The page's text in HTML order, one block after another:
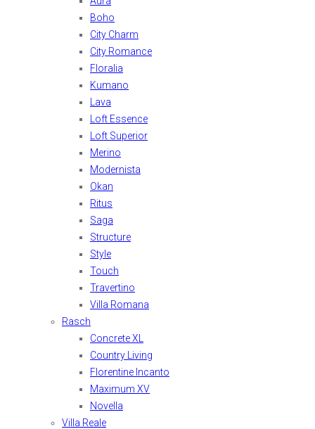
Boho
City Charm
City Romance
Floralia
Kumano
Lava
Loft Essence
Loft Superior
Merino
Modernista
Okan
Ritus
Saga
Structure
Style
Touch
Travertino
Villa Romana
Rasch
Concrete XL
Country Living
Florentine Incanto
Maximum XV
Novella
Villa Reale